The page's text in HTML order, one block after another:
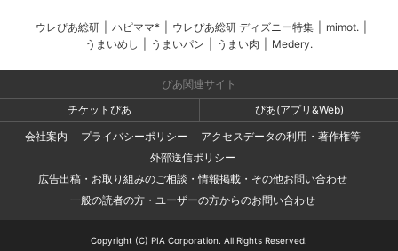
ウレぴあ総研 ハピママ* ウレぴあ総研 ディズニー特集 mimot.
うまいめし
うまいパン うまい肉 Medery.
ぴあ関連サイト
チケットぴあ
ぴあ(アプリ&Web)
会社案内
プライバシーポリシー
アクセスデータの利用・著作権等
外部送信ポリシー
広告出稿・お取り組みのご相談・情報掲載・その他お問い合わせ
一般の読者の方・ユーザーの方からのお問い合わせ
Copyright (C) PIA Corporation. All Rights Reserved.